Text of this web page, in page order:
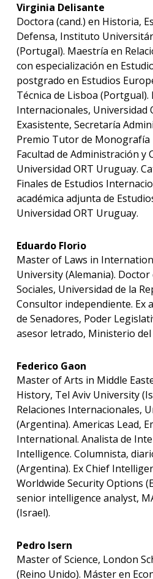
Virginia Delisante
Doctora (cand.) en Historia,
Defensa, Instituto
(Portugal). Maestría en
con especialización en
postgrado en Estudios
Técnica de Lisboa (Portgual).
Internacionales, Universidad
Exasistente, Secretaría
Premio Tutor de Monografía
Facultad de Administración y
Universidad ORT Uruguay.
Finales de Estudios
académica adjunta de
Universidad ORT Uruguay.
Eduardo Florio
Master of Laws in
University (Alemania). Doctor
Sociales, Universidad de la
Consultor independiente. Ex
de Senadores, Poder
asesor letrado, Ministerio
Federico Gaon
Master of Arts in Middle
History, Tel Aviv University
Relaciones Internacionales,
(Argentina). Americas Lead,
International. Analista de
Intelligence. Columnista,
(Argentina). Ex Chief
Worldwide Security Options
senior intelligence analyst,
(Israel).
Pedro Isern
Master of Science, London
(Reino Unido). Máster en